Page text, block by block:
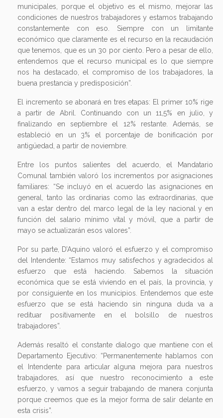
municipales, porque el objetivo es el mismo, mejorar las
condiciones de nuestros trabajadores y estamos trabajando
constantemente con eso. Siempre con un limitante
económico que claramente es el recurso en la recaudación
que tenemos, que es un 30 por ciento. Pero a pesar de ello,
entendemos que el recurso municipal es lo que siempre
nos ha destacado, el compromiso de los trabajadores, la
buena prestancia y predisposición”.
El incremento se abonará en tres etapas: El primer 10% rige
a partir de Abril. Continuando con un 11,5% en julio, y
finalizando en septiembre el 12% restante. Además, se
estableció en un 3% el porcentaje de bonificación por
antigüedad, a partir de noviembre.
Entre los puntos salientes del acuerdo, el Mandatario
Comunal también valoró los incrementos por asignaciones
familiares: “Se incluyó en el acuerdo las asignaciones en
general, tanto las ordinarias como las extraordinarias, que
van a estar dentro del marco legal de la ley nacional y en
función del salario mínimo vital y móvil, que a partir de
mayo se actualizarán esos valores”.
Por su parte, D’Aquino valoró el esfuerzo y el compromiso
del Intendente: “Estamos muy satisfechos y agradecidos al
esfuerzo que está haciendo. Sabemos la situación
económica que se está viviendo en el país, la provincia, y
por consiguiente en los municipios. Entendemos que este
esfuerzo que se está haciendo sin ninguna duda va a
redituar positivamente en el bolsillo de nuestros
trabajadores”.
Además resaltó el constante dialogo que mantiene con el
Departamento Ejecutivo: “Permanentemente hablamos con
el Intendente para articular alguna mejora para nuestros
trabajadores, así que nuestro reconocimiento a este
esfuerzo, y vamos a seguir trabajando de manera conjunta
porque creemos que es la mejor forma de salir delante en
esta crisis”.